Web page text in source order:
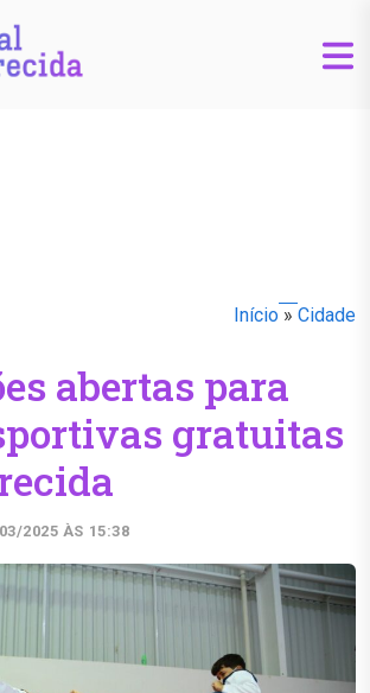
Início » Cidade
abertas para
gratuitas
2025 ÀS 15:38